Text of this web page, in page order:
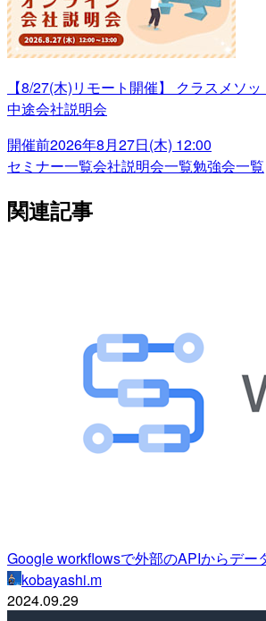
【8/27(木)リモート開催】 クラスメソ
中途会社説明会
開催前2026年8月27日(木) 12:00
セミナー一覧会社説明会一覧勉強会一覧
関連記事
Google workflowsで外部のAPIからデー
kobayashi.m
2024.09.29